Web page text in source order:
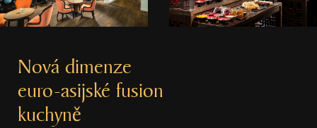
Nová dimenze
euro⁠⁠⁠⁠⁠⁠⁠⁠⁠⁠⁠⁠⁠⁠⁠-⁠⁠⁠⁠⁠⁠⁠⁠⁠⁠⁠⁠⁠⁠⁠asijské fusion
kuchyně